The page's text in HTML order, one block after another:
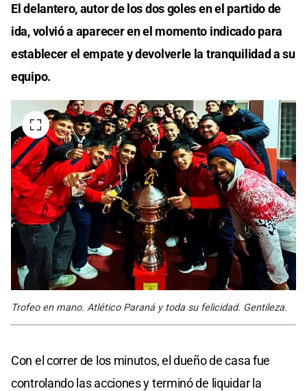
El delantero, autor de los dos goles en el partido de
ida, volvió a aparecer en el momento indicado para
establecer el empate y devolverle la tranquilidad a su
equipo.
Trofeo en mano. Atlético Paraná y toda su felicidad. Gentileza.
Con el correr de los minutos, el dueño de casa fue
controlando las acciones y terminó de liquidar la